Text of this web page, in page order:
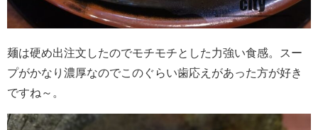
麺は硬め出注文したのでモチモチとした力強い食感。スー
プがかなり濃厚なのでこのぐらい歯応えがあった方が好き
ですね～。